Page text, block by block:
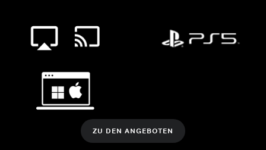
ZU DEN ANGEBOTEN